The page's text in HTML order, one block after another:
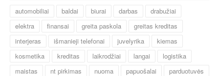
automobiliai baldai biurai darbas
drabužiai
elektra
finansai greita paskola
greitas kreditas
interjeras
išmanieji telefonai juvelyrika
kiemas
kosmetika
kreditas laikrodžiai langai
logistika
maistas
nt pirkimas nuoma papuošalai
parduotuvės